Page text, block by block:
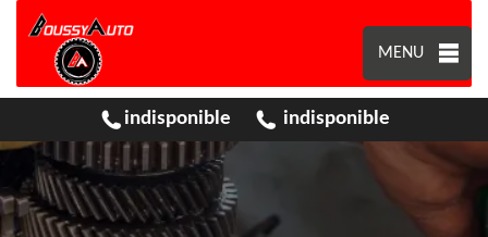
MENU
indisponible indisponible